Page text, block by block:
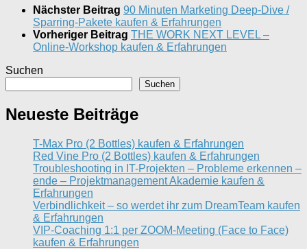
Nächster Beitrag 90 Minuten Marketing Deep-Dive /
Sparring-Pakete kaufen & Erfahrungen
Vorheriger Beitrag THE WORK NEXT LEVEL –
Online-Workshop kaufen & Erfahrungen
Suchen
Suchen
Neueste Beiträge
T-Max Pro (2 Bottles) kaufen & Erfahrungen
Red Vine Pro (2 Bottles) kaufen & Erfahrungen
Troubleshooting in IT-Projekten – Probleme erkennen –
ende – Projektmanagement Akademie kaufen &
Erfahrungen
Verbindlichkeit – so werdet ihr zum DreamTeam kaufen
& Erfahrungen
VIP-Coaching 1:1 per ZOOM-Meeting (Face to Face)
kaufen & Erfahrungen